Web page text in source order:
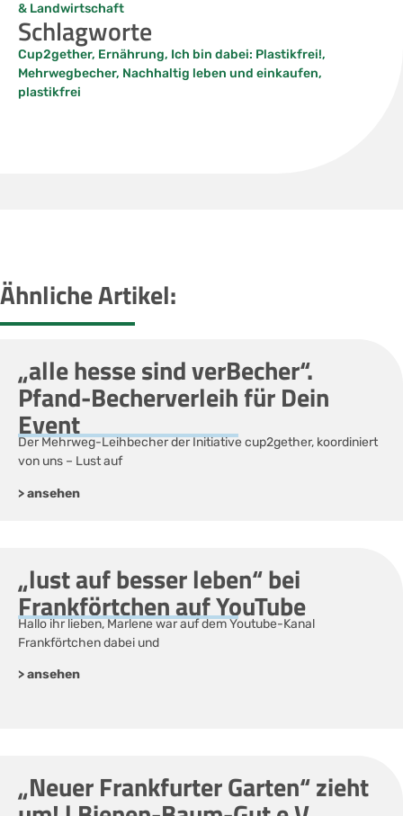
& Landwirtschaft
Schlagworte
Cup2gether, Ernährung, Ich bin dabei: Plastikfrei!,
Mehrwegbecher, Nachhaltig leben und einkaufen,
plastikfrei
Ähnliche Artikel:
„alle hesse sind verBecher“.
Pfand-Becherverleih für Dein
Event
Der Mehrweg-Leihbecher der Initiative cup2gether, koordiniert
von uns – Lust auf
> ansehen
„lust auf besser leben“ bei
Frankförtchen auf YouTube
Hallo ihr lieben, Marlene war auf dem Youtube-Kanal
Frankförtchen dabei und
> ansehen
„Neuer Frankfurter Garten“ zieht